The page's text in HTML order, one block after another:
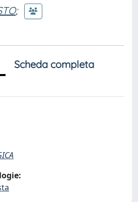
;
Scheda completa